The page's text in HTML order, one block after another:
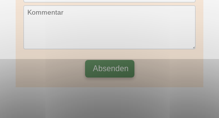
Kommentar
Absenden